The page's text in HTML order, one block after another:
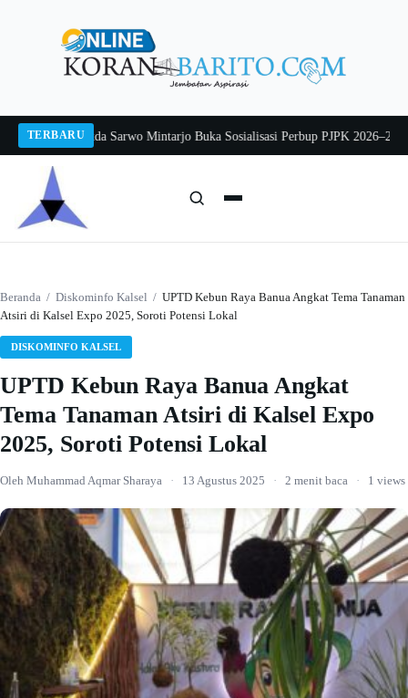
TERBARU
2026Pj Sekda Sarwo Mintarjo Buka Sosialisasi Perbup PJPK 2026–2030
Beranda / Diskominfo Kalsel / UPTD Kebun Raya Banua Angkat Tema Tanaman
Atsiri di Kalsel Expo 2025, Soroti Potensi Lokal
DISKOMINFO KALSEL
UPTD Kebun Raya Banua Angkat
Tema Tanaman Atsiri di Kalsel Expo
2025, Soroti Potensi Lokal
Oleh Muhammad Aqmar Sharaya · 13 Agustus 2025 · 2 menit baca · 1 views